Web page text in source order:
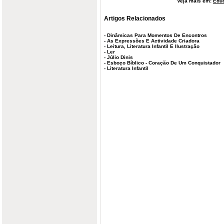
Artigos Relacionados
- Dinâmicas Para Momentos De Encontros
- As Expressões E Actividade Criadora
- Leitura, Literatura Infantil E Ilustração
- Ler
- Júlio Dinis
- Esboço Bíblico - Coração De Um Conquistador
- Literatura Infantil